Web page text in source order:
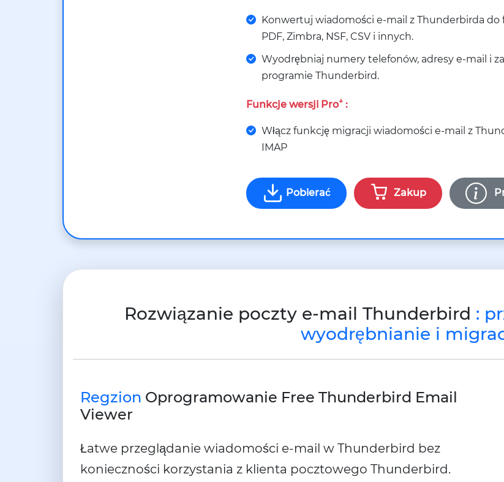
Konwertuj wiadomości e-mail z Thunderbirda do
PDF, Zimbra, NSF, CSV i innych.
Wyodrębniaj numery telefonów, adresy e-mail i
programie Thunderbird.
Funkcje wersji Pro+ :
Włącz funkcję migracji wiadomości e-mail z
IMAP
Pobierać Zakup
Rozwiązanie poczty e-mail Thunderbird :
wyodrębnianie i
Regzion Oprogramowanie Free Thunderbird Email
Viewer
Łatwe przeglądanie wiadomości e-mail w Thunderbird bez
konieczności korzystania z klienta pocztowego Thunderbird.